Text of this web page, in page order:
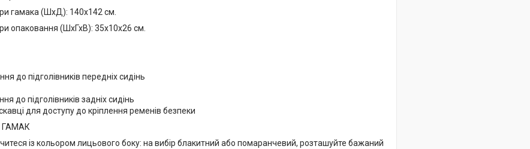
гамака (ШхД): 140х142 см.
опаковання (ШхГхВ): 35х10х26 см.
до підголівників передніх сидінь
до підголівників задніх сидінь
для доступу до кріплення ременів безпеки
ГАМАК
із кольором лицьового боку: на вибір блакитний або помаранчевий, розташуйте бажаний